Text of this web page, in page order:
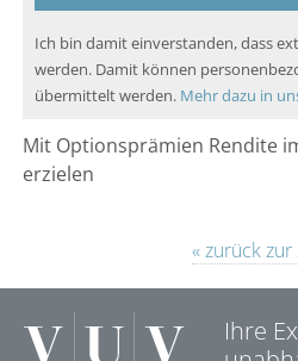
Ich bin damit einverstanden, dass
werden. Damit können
übermittelt werden. Mehr dazu in
Mit Optionsprämien Rendite
erzielen
« zurück zur
Ihre